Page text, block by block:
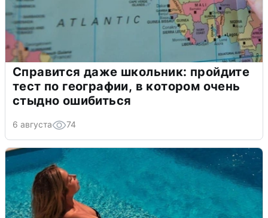
Справится даже школьник: пройдите
тест по географии, в котором очень
стыдно ошибиться
6 августа 74